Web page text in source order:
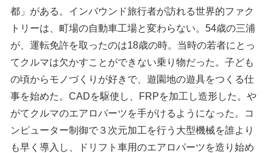
都」がある。インバウンド旅行者が訪れる世界的ファク
トリーは、町場の自動車工場と変わらない。54歳の三浦
が、運転免許を取ったのは18歳の時。当時の若者にとっ
てクルマは欠かすことができない乗り物だった。子ども
の頃からモノづくりが好きで、遊園地の遊具をつくる仕
事を始めた。CADを駆使し、FRPを加工し造形した。や
がてクルマのエアロパーツを手がけるようになった。コ
ンピューター制御で３次元加工を行う大型機械を誰より
も早く導入し、ドリフト車用のエアロパーツを造り始め